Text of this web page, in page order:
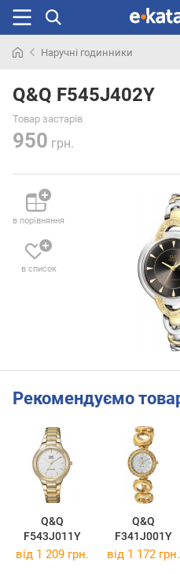
раніше
Наручні годинники
Q&Q F545J402Y
Товар застарів
950 грн.
в порівняння
в список
Рекомендуємо
Q&Q
F543J011Y
Q&Q
F341J001Y
від 1 209 грн. від 1 172 грн.